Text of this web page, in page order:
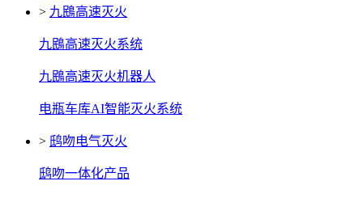
> 九鴖高速灭火
九鴖高速灭火系统
九鴖高速灭火机器人
电瓶车库AI智能灭火系统
> 鸱吻电气灭火
鸱吻一体化产品